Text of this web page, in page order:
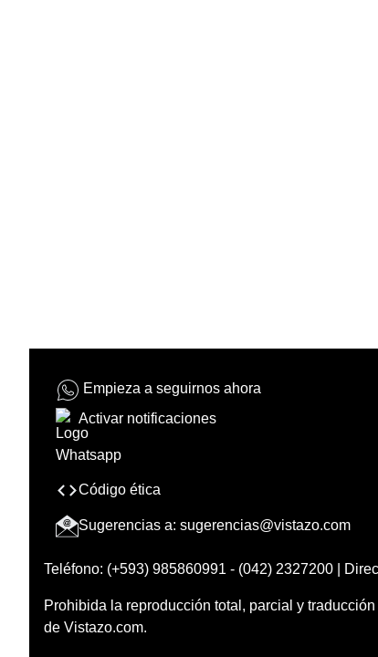
Empieza a seguirnos ahora
Activar notificaciones
Código ética
Sugerencias a: sugerencias@vistazo.com
Teléfono: (+593) 985860991 - (042) 2327200 |
Prohibida la reproducción total, parcial y
de Vistazo.com.